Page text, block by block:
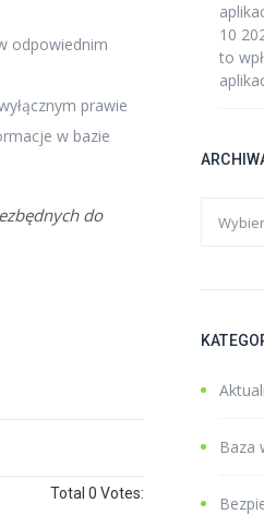
odpowiednim
prawie
w bazie
do
Total 0 Votes:
10
to
Baza